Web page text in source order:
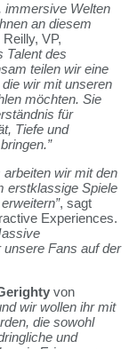
immersive Welten
an diesem
VP,
Talent des
teilen wir eine
wir mit unseren
möchten. Sie
für
Tiefe und
wir mit den
erstklassige Spiele
, sagt
Experiences.
Fans auf der
von
wir wollen ihr mit
die sowohl
und